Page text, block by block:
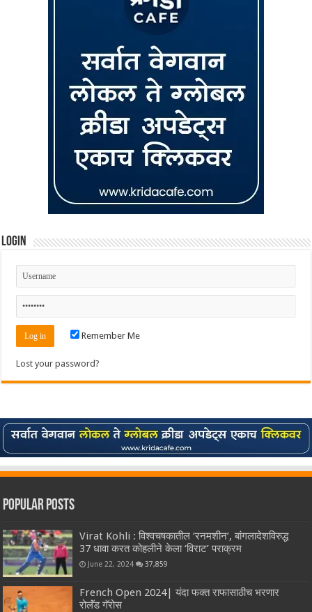
Login
Remember Me
Lost your password?
Popular Posts
Virat Kohli : विश्वचषकातील ‘रनमशीन’, बांगलादेशविरुद्ध
37 धावा करत कोहलीने केला ‘विराट’ पराक्रम
June 22, 2024 37,859
French Open 2024| यंदा फक्त राफासाठीच भरणार
रोलॅंड गॅरोस